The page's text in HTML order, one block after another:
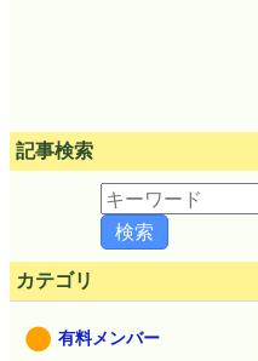
記事検索
カテゴリ
有料メンバー